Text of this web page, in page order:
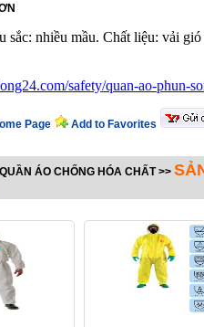
sắc: nhiều mầu. Chất liệu: vải
safety/quan-ao-phun-
Page Add to Favorites
QUẦN ÁO CHỐNG HÓA CHẤT>>